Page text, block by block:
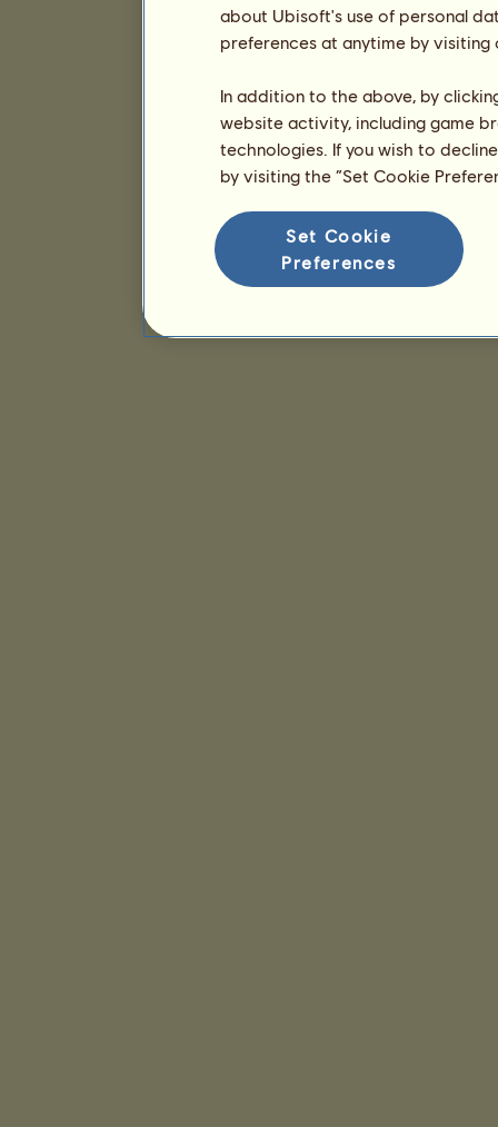
about Ubisoft's use of personal
preferences at anytime by
In addition to the above, by
website activity, including game
technologies. If you wish to
by visiting the “Set Cookie
Set Cookie
Preferences